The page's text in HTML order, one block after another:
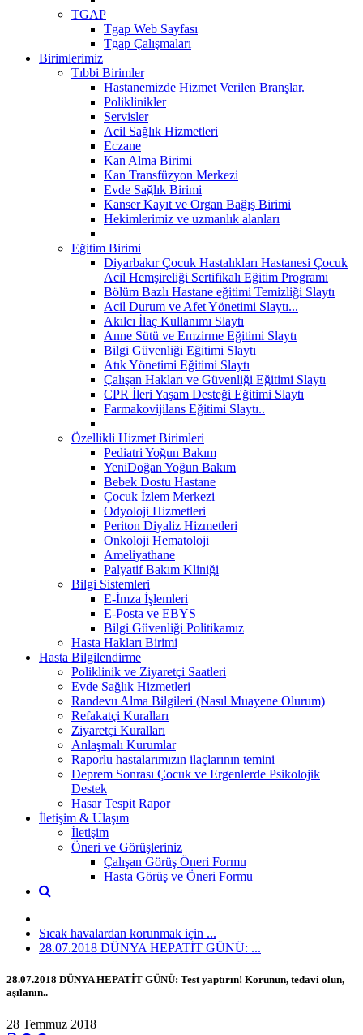
TGAP
Tgap Web Sayfası
Tgap Çalışmaları
Birimlerimiz
Tıbbi Birimler
Hastanemizde Hizmet Verilen Branşlar.
Poliklinikler
Servisler
Acil Sağlık Hizmetleri
Eczane
Kan Alma Birimi
Kan Transfüzyon Merkezi
Evde Sağlık Birimi
Kanser Kayıt ve Organ Bağış Birimi
Hekimlerimiz ve uzmanlık alanları
Eğitim Birimi
Diyarbakır Çocuk Hastalıkları Hastanesi Çocuk
Acil Hemşireliği Sertifikalı Eğitim Programı
Bölüm Bazlı Hastane eğitimi Temizliği Slaytı
Acil Durum ve Afet Yönetimi Slaytı...
Akılcı İlaç Kullanımı Slaytı
Anne Sütü ve Emzirme Eğitimi Slaytı
Bilgi Güvenliği Eğitimi Slaytı
Atık Yönetimi Eğitimi Slaytı
Çalışan Hakları ve Güvenliği Eğitimi Slaytı
CPR İleri Yaşam Desteği Eğitimi Slaytı
Farmakovijilans Eğitimi Slaytı..
Özellikli Hizmet Birimleri
Pediatri Yoğun Bakım
YeniDoğan Yoğun Bakım
Bebek Dostu Hastane
Çocuk İzlem Merkezi
Odyoloji Hizmetleri
Periton Diyaliz Hizmetleri
Onkoloji Hematoloji
Ameliyathane
Palyatif Bakım Kliniği
Bilgi Sistemleri
E-İmza İşlemleri
E-Posta ve EBYS
Bilgi Güvenliği Politikamız
Hasta Hakları Birimi
Hasta Bilgilendirme
Poliklinik ve Ziyaretçi Saatleri
Evde Sağlık Hizmetleri
Randevu Alma Bilgileri (Nasıl Muayene Olurum)
Refakatçi Kuralları
Ziyaretçi Kuralları
Anlaşmalı Kurumlar
Raporlu hastalarımızın ilaçlarının temini
Deprem Sonrası Çocuk ve Ergenlerde Psikolojik
Destek
Hasar Tespit Rapor
İletişim & Ulaşım
İletişim
Öneri ve Görüşleriniz
Çalışan Görüş Öneri Formu
Hasta Görüş ve Öneri Formu
Sıcak havalardan korunmak için ...
28.07.2018 DÜNYA HEPATİT GÜNÜ: ...
28.07.2018 DÜNYA HEPATİT GÜNÜ: Test yaptırın! Korunun, tedavi olun,
aşılanın..
28 Temmuz 2018